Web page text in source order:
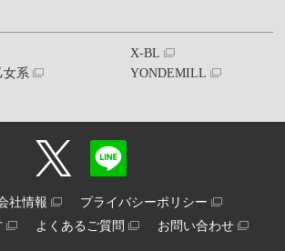
女系
X-BL
YONDEMILL
社情報
プライバシーポリシー
よくあるご質問 お問い合わせ